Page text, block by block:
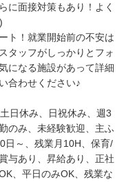
に面接対策もあり！よく
ト！就業開始前の不安は
タッフがしっかりとフォ
になる施設があって詳細
合わせください♪
日休み、日祝休み、週3
のみ、未経験歓迎、主ふ
日～、残業月10H、保育/
与あり、昇給あり、正社
、平日のみOK、残業な